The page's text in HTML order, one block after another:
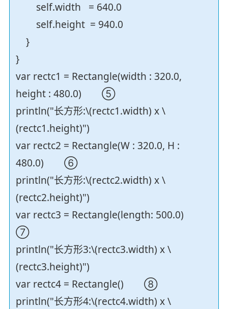
self.width = 640.0
self.height = 940.0
}
}
var rectc1 = Rectangle(width : 320.0,
height : 480.0) ⑤
println("长方形:\(rectc1.width) x \
(rectc1.height)")
var rectc2 = Rectangle(W : 320.0, H :
480.0) ⑥
println("长方形:\(rectc2.width) x \
(rectc2.height)")
var rectc3 = Rectangle(length: 500.0)
⑦
println("长方形3:\(rectc3.width) x \
(rectc3.height)")
var rectc4 = Rectangle() ⑧
println("长方形4:\(rectc4.width) x \